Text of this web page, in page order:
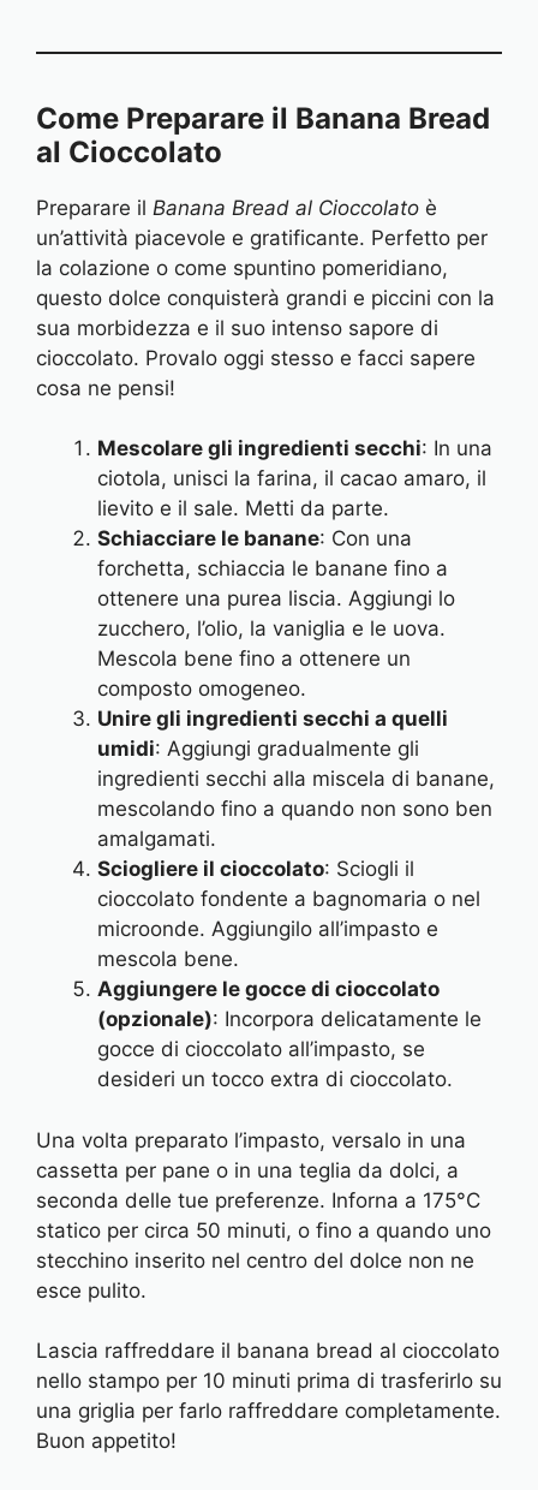
Come Preparare il Banana Bread
al Cioccolato
Preparare il Banana Bread al Cioccolato è
un’attività piacevole e gratificante. Perfetto per
la colazione o come spuntino pomeridiano,
questo dolce conquisterà grandi e piccini con la
sua morbidezza e il suo intenso sapore di
cioccolato. Provalo oggi stesso e facci sapere
cosa ne pensi!
Mescolare gli ingredienti secchi: In una
ciotola, unisci la farina, il cacao amaro, il
lievito e il sale. Metti da parte.
Schiacciare le banane: Con una
forchetta, schiaccia le banane fino a
ottenere una purea liscia. Aggiungi lo
zucchero, l’olio, la vaniglia e le uova.
Mescola bene fino a ottenere un
composto omogeneo.
Unire gli ingredienti secchi a quelli
umidi: Aggiungi gradualmente gli
ingredienti secchi alla miscela di banane,
mescolando fino a quando non sono ben
amalgamati.
Sciogliere il cioccolato: Sciogli il
cioccolato fondente a bagnomaria o nel
microonde. Aggiungilo all’impasto e
mescola bene.
Aggiungere le gocce di cioccolato
(opzionale): Incorpora delicatamente le
gocce di cioccolato all’impasto, se
desideri un tocco extra di cioccolato.
Una volta preparato l’impasto, versalo in una
cassetta per pane o in una teglia da dolci, a
seconda delle tue preferenze. Inforna a 175°C
statico per circa 50 minuti, o fino a quando uno
stecchino inserito nel centro del dolce non ne
esce pulito.
Lascia raffreddare il banana bread al cioccolato
nello stampo per 10 minuti prima di trasferirlo su
una griglia per farlo raffreddare completamente.
Buon appetito!